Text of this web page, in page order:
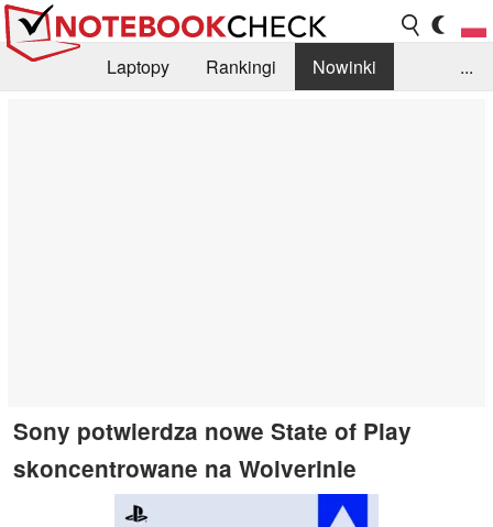
Laptopy Rankingi
Nowinki
...
Sony potwierdza nowe State of Play
skoncentrowane na Wolverinie